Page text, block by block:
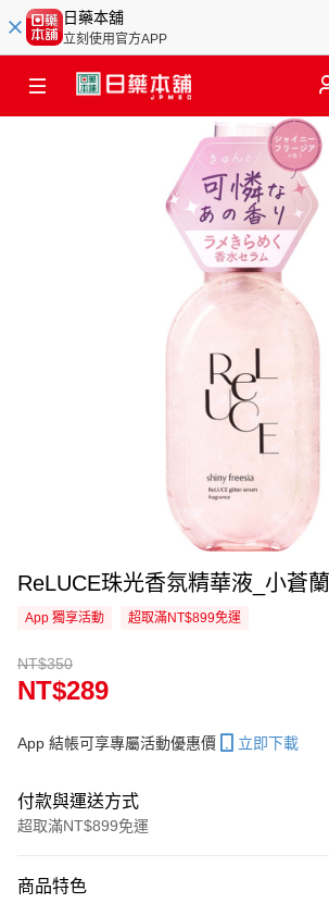
日藥本舖
立刻使用官方APP
ReLUCE珠光香氛精華液_小蒼蘭
App 獨享活動 超取滿NT$899免運
NT$350
NT$289
App 結帳可享專屬活動優惠價 立即下載
付款與運送方式
超取滿NT$899免運
信用卡一次付款
商品特色